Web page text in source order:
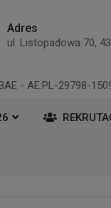
Adres
ul. Listopadowa 70,
- AE:PL-29798-